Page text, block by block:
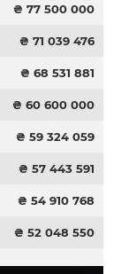
₴ 77 500 000
₴ 71 039 476
₴ 68 531 881
₴ 60 600 000
₴ 59 324 059
₴ 57 443 591
₴ 54 910 768
₴ 52 048 550